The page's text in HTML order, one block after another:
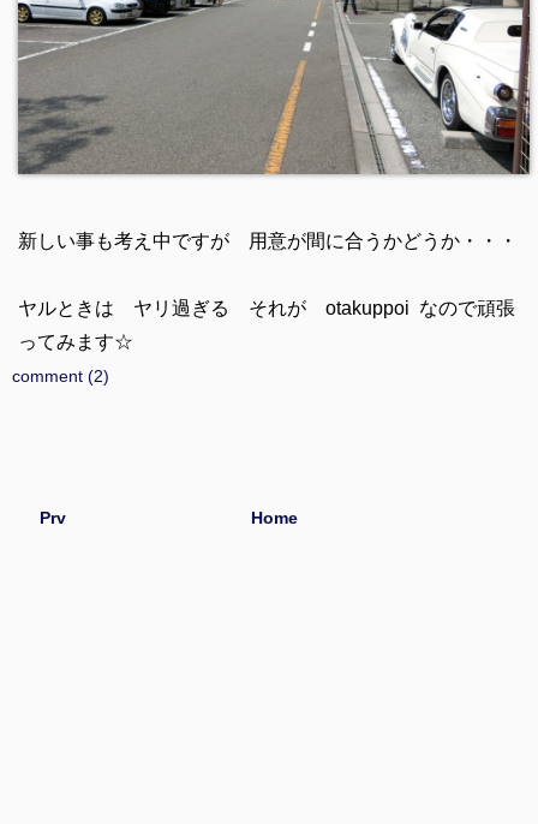
新しい事も考え中ですが 用意が間に合うかどうか・・・
ヤルときは ヤリ過ぎる それが otakuppoi なので頑張
ってみます☆
comment (2)
Prv Home